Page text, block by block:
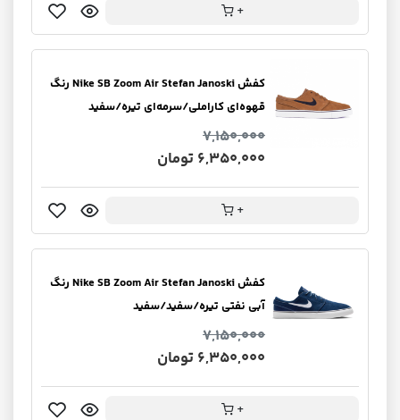
+
کفش Nike SB Zoom Air Stefan Janoski رنگ
قهوه‌ای کاراملی/سرمه‌ای تیره/سفید
7,150,000
6,350,000 تومان
+
کفش Nike SB Zoom Air Stefan Janoski رنگ
آبی نفتی تیره/سفید/سفید
7,150,000
6,350,000 تومان
+